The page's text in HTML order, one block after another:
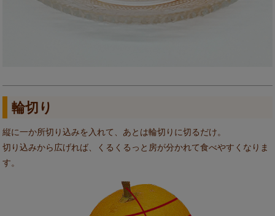
輪切り
縦に一か所切り込みを入れて、あとは輪切りに切るだけ。
切り込みから広げれば、くるくるっと房が分かれて食べやすくなりま
す。